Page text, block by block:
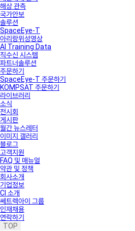
해상 관측
국가안보
솔루션
SpaceEye-T
아리랑위성영상
AI Training Data
직수신 시스템
파트너솔루션
주문하기
SpaceEye-T 주문하기
KOMPSAT 주문하기
라이브러리
소식
전시회
게시판
월간 뉴스레터
이미지 갤러리
블로그
고객지원
FAQ 및 매뉴얼
약관 및 정책
회사소개
기업정보
CI 소개
쎄트렉아이 그룹
인재채용
연락하기
TOP